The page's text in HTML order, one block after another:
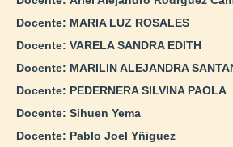
Docente: MARIA LUZ ROSALES
Docente: VARELA SANDRA EDITH
Docente: MARILIN ALEJANDRA
Docente: PEDERNERA SILVINA PAOLA
Docente: Sihuen Yema
Docente: Pablo Joel Yñiguez